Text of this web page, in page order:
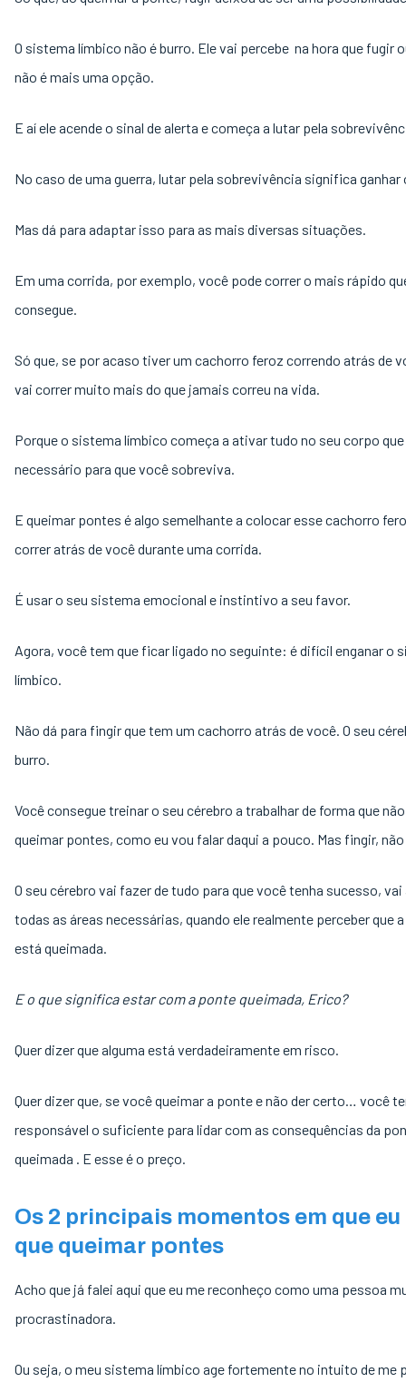
O sistema límbico não é burro. Ele vai percebe na hora que fugir
não é mais uma opção.
E aí ele acende o sinal de alerta e começa a lutar pela
No caso de uma guerra, lutar pela sobrevivência significa ganhar
Mas dá para adaptar isso para as mais diversas situações.
Em uma corrida, por exemplo, você pode correr o mais rápido
consegue.
Só que, se por acaso tiver um cachorro feroz correndo atrás de
vai correr muito mais do que jamais correu na vida.
Porque o sistema límbico começa a ativar tudo no seu corpo
necessário para que você sobreviva.
E queimar pontes é algo semelhante a colocar esse cachorro
correr atrás de você durante uma corrida.
É usar o seu sistema emocional e instintivo a seu favor.
Agora, você tem que ficar ligado no seguinte: é difícil enganar o
límbico.
Não dá para fingir que tem um cachorro atrás de você. O seu
burro.
Você consegue treinar o seu cérebro a trabalhar de forma que
queimar pontes, como eu vou falar daqui a pouco. Mas fingir, não
O seu cérebro vai fazer de tudo para que você tenha sucesso,
todas as áreas necessárias, quando ele realmente perceber que
está queimada.
E o que significa estar com a ponte queimada, Erico?
Quer dizer que alguma está verdadeiramente em risco.
Quer dizer que, se você queimar a ponte e não der certo… você
responsável o suficiente para lidar com as consequências da
queimada . E esse é o preço.
Os 2 principais momentos em que
que queimar pontes
Acho que já falei aqui que eu me reconheço como uma pessoa
procrastinadora.
Ou seja, o meu sistema límbico age fortemente no intuito de me